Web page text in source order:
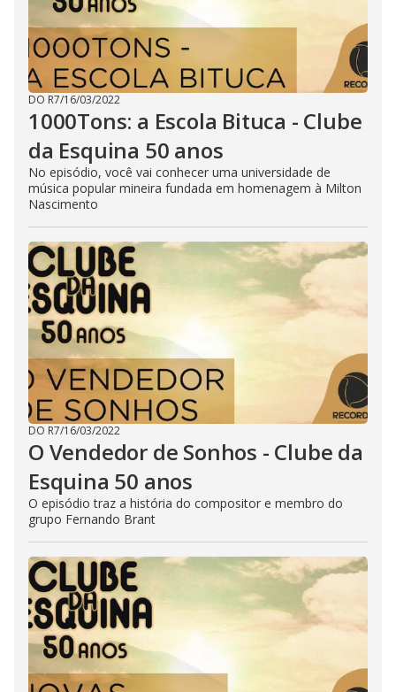
DO R7/16/03/2022
1000Tons: a Escola Bituca - Clube
da Esquina 50 anos
No episódio, você vai conhecer uma universidade de
música popular mineira fundada em homenagem à Milton
Nascimento
DO R7/16/03/2022
O Vendedor de Sonhos - Clube da
Esquina 50 anos
O episódio traz a história do compositor e membro do
grupo Fernando Brant